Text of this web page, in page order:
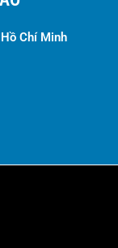
Chí Minh